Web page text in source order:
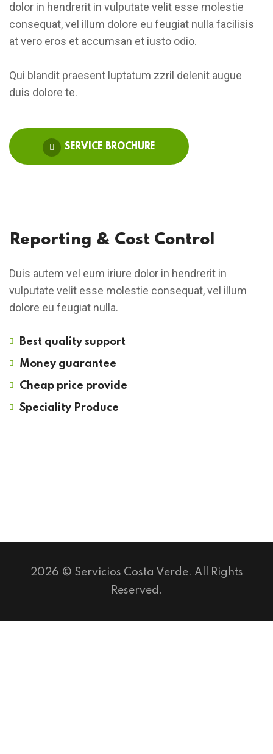
dolor in hendrerit in vulputate velit esse molestie
consequat, vel illum dolore eu feugiat nulla facilisis
at vero eros et accumsan et iusto odio.
Qui blandit praesent luptatum zzril delenit augue
duis dolore te.
SERVICE BROCHURE
Reporting & Cost Control
Duis autem vel eum iriure dolor in hendrerit in
vulputate velit esse molestie consequat, vel illum
dolore eu feugiat nulla.
Best quality support
Money guarantee
Cheap price provide
Speciality Produce
2026 © Servicios Costa Verde. All Rights
Reserved.